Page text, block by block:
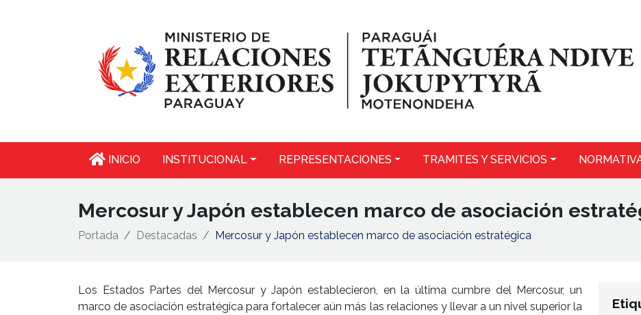
INICIO INSTITUCIONAL REPRESENTACIONES TRAMITES Y SERVICIOS
Mercosur y Japón establecen marco de asociación
Portada Destacadas Mercosur y Japón establecen marco de asociación estratégica
Los Estados Partes del Mercosur y Japón establecieron, en la última cumbre del Mercosur, un
marco de asociación estratégica para fortalecer aún más las relaciones y llevar a un nivel superior la